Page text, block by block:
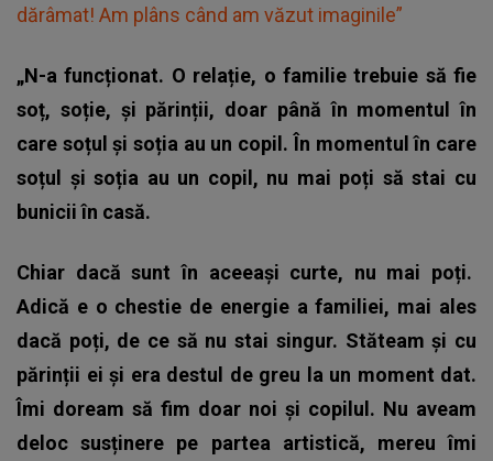
dărâmat! Am plâns când am văzut imaginile”
„N-a funcționat. O relație, o familie trebuie să fie
soț, soție, și părinții, doar până în momentul în
care soțul și soția au un copil. În momentul în care
soțul și soția au un copil, nu mai poți să stai cu
bunicii în casă.
Chiar dacă sunt în aceeași curte, nu mai poți.
Adică e o chestie de energie a familiei, mai ales
dacă poți, de ce să nu stai singur. Stăteam și cu
părinții ei și era destul de greu la un moment dat.
Îmi doream să fim doar noi și copilul. Nu aveam
deloc susținere pe partea artistică, mereu îmi